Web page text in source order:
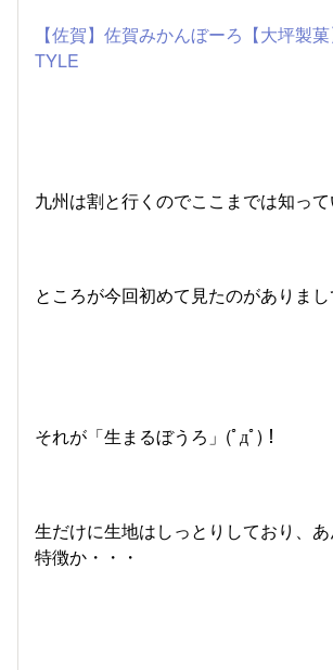
【佐賀】佐賀みかんぼーろ【大坪製
TYLE
九州は割と行くのでここまでは知っ
ところが今回初めて見たのがありまし
それが「生まるぼうろ」(ﾟдﾟ)！
生だけに生地はしっとりしており、
特徴か・・・